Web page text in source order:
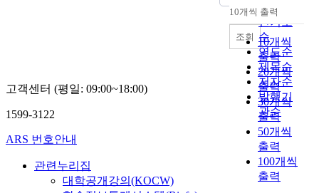
순
인기도
순
연도순
제목순
저자순
발행기
관순
내림차순
10개씩 출력
10개씩
출력
20개씩
출력
30개씩
출력
50개씩
출력
100개씩
출력
조회
고객센터 (평일: 09:00~18:00)
1599-3122
ARS 번호안내
관련누리집
대학공개강의(KOCW)